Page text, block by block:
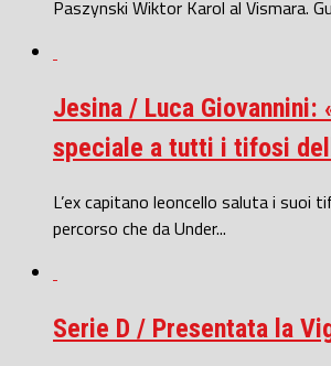
Paszynski Wiktor Karol al Vismara.
Jesina / Luca Giovannini:
speciale a tutti i tifosi
L’ex capitano leoncello saluta i suoi
percorso che da Under...
Serie D / Presentata la